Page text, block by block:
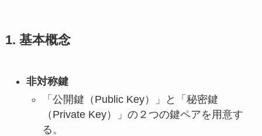
1. 基本概念
非対称鍵
「公開鍵（Public Key）」と「秘密鍵
（Private Key）」の２つの鍵ペアを用意す
る。